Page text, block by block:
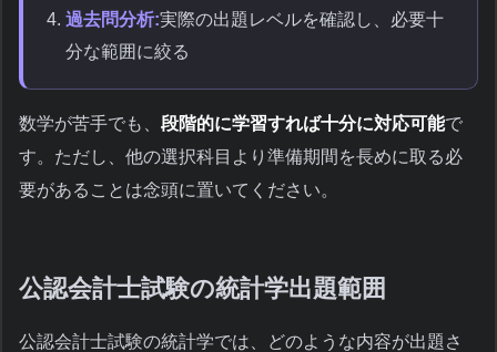
過去問分析:実際の出題レベルを確認し、必要十
分な範囲に絞る
数学が苦手でも、 段階的に学習すれば十分に対応可能で
す。ただし、他の選択科目より準備期間を長めに取る必
要があることは念頭に置いてください。
公認会計士試験の統計学出題範囲
公認会計士試験の統計学では、どのような内容が出題さ